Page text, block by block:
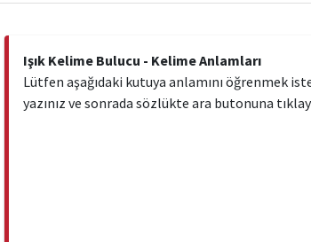
Işık Kelime Bulucu - Kelime Anlamları
Lütfen aşağıdaki kutuya anlamını öğrenmek
yazınız ve sonrada sözlükte ara butonuna